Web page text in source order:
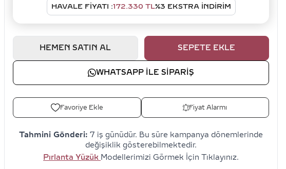
HAVALE FIYATI :172.330 TL%3 EKSTRA İNDİRİM
HEMEN SATIN AL SEPETE EKLE
WHATSAPP ILE SIPARIŞ
Favoriye Ekle Fiyat Alarmı
Tahmini Gönderi: 7 iş günüdür. Bu süre kampanya dönemlerinde
değişiklik gösterebilmektedir.
Pırlanta Yüzük Modellerimizi Görmek İçin Tıklayınız.